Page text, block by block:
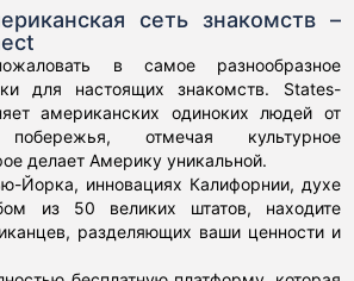
сеть знакомств –
в самое разнообразное
для настоящих знакомств. States-
американских одиноких людей от
отмечая культурное
делает Америку уникальной.
Йорка, инновациях Калифорнии, духе
из 50 великих штатов, находите
разделяющих ваши ценности и